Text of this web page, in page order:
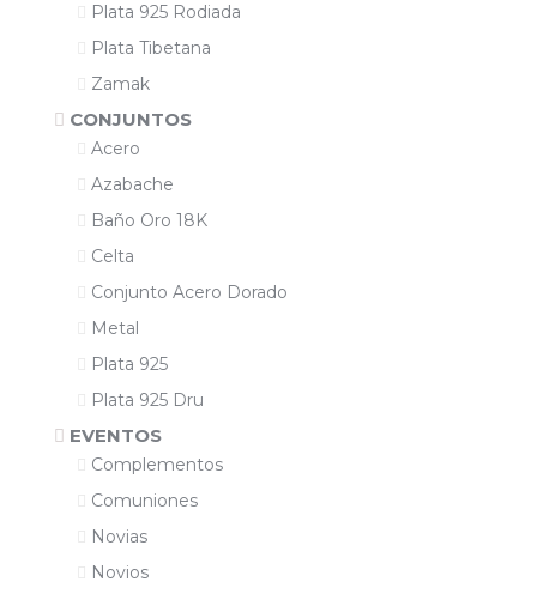
Plata 925 Rodiada
Plata Tibetana
Zamak
CONJUNTOS
Acero
Azabache
Baño Oro 18K
Celta
Conjunto Acero Dorado
Metal
Plata 925
Plata 925 Dru
EVENTOS
Complementos
Comuniones
Novias
Novios